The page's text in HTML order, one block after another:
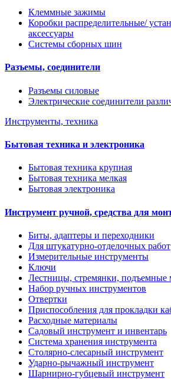
Клеммные зажимы
Коробки распределительные/
аксессуары
Системы сборных шин
Разъемы, соединители
Разъемы силовые
Электрические соединители
Инструменты, техника
Бытовая техника и электроника
Бытовая техника крупная
Бытовая техника мелкая
Бытовая электроника
Инструмент ручной, средства для
Биты, адаптеры и переходники
Для штукатурно-отделочных работ
Измерительные инструменты
Ключи
Лестницы, стремянки, подъемные
Набор ручных инструментов
Отвертки
Приспособления для прокладки
Расходные материалы
Садовый инструмент и инвентарь
Система хранения инструмента
Столярно-слесарный инструмент
Ударно-рычажный инструмент
Шарнирно-губцевый инструмент